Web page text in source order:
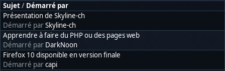
Sujet/ Démarré par
Présentation de Skyline-ch
Démarré parSkyline-ch
Apprendre à faire du PHP ou des pages web
Démarré par DarkNoon
Firefox 10 disponible en version finale
Démarré parcapi